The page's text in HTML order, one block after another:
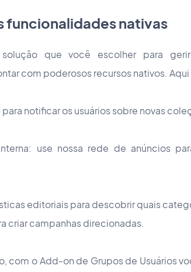
funcionalidades nativas
solução que você escolher para
com poderosos recursos nativos.
notificar os usuários sobre novas
use nossa rede de anúncios
editoriais para descobrir quais
criar campanhas direcionadas.
com o Add-on de Grupos de Usuários